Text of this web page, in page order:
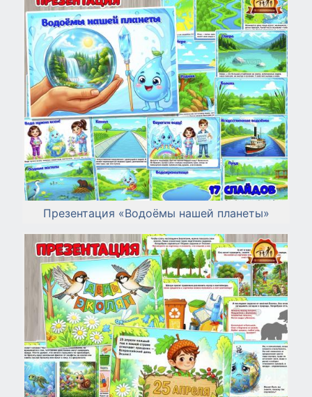
Презентация «Водоёмы нашей планеты»